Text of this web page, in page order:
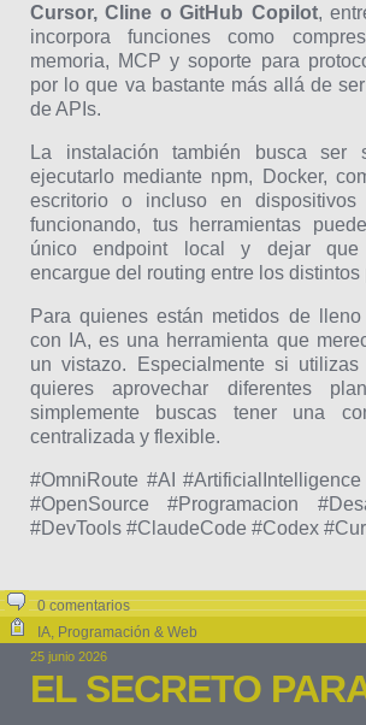
Cursor, Cline o GitHub Copilot,
incorpora funciones como
memoria, MCP y soporte para
por lo que va bastante más allá de
de APIs.
La instalación también busca ser
ejecutarlo mediante npm, Docker,
escritorio o incluso en
funcionando, tus herramientas
único endpoint local y dejar que
encargue del routing entre los distintos
Para quienes están metidos de
con IA, es una herramienta que
un vistazo. Especialmente si utilizas
quieres aprovechar diferentes
simplemente buscas tener una
centralizada y flexible.
#OmniRoute #AI
#OpenSource #Programacion
#DevTools #ClaudeCode #Codex
0 comentarios
IA, Programación & Web
25 junio 2026
EL SECRETO